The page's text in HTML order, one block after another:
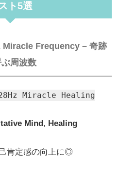
ト5選
Miracle Frequency – 奇跡
ぶ周波数
Miracle Healing
Mind, Healing
肯定感の向上に◎